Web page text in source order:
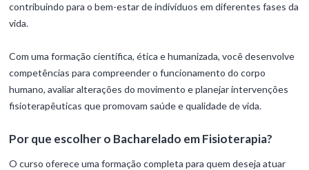
contribuindo para o bem-estar de indivíduos em diferentes fases da
vida.
Com uma formação científica, ética e humanizada, você desenvolve
competências para compreender o funcionamento do corpo
humano, avaliar alterações do movimento e planejar intervenções
fisioterapêuticas que promovam saúde e qualidade de vida.
Por que escolher o Bacharelado em Fisioterapia?
O curso oferece uma formação completa para quem deseja atuar